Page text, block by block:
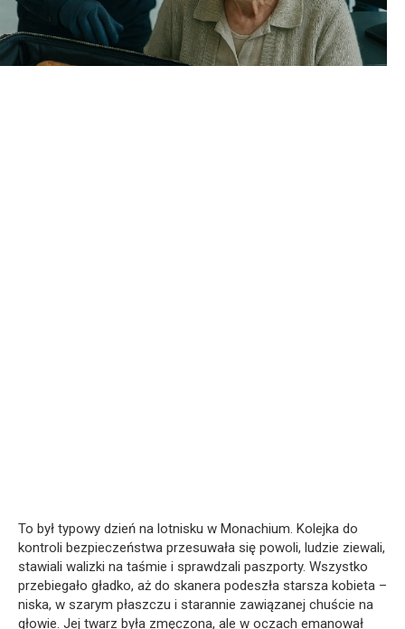
To był typowy dzień na lotnisku w Monachium. Kolejka do
kontroli bezpieczeństwa przesuwała się powoli, ludzie ziewali,
stawiali walizki na taśmie i sprawdzali paszporty. Wszystko
przebiegało gładko, aż do skanera podeszła starsza kobieta –
niska, w szarym płaszczu i starannie zawiązanej chuście na
głowie. Jej twarz była zmęczona, ale w oczach emanował